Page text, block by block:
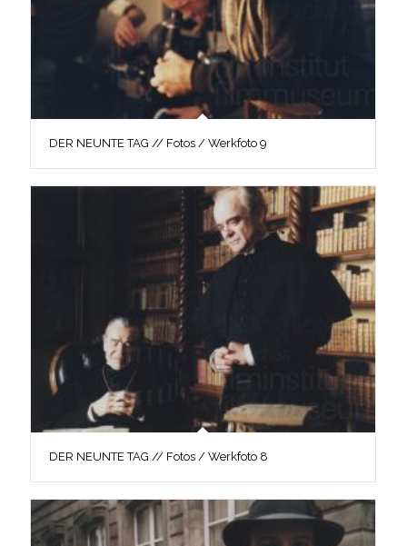
DER NEUNTE TAG // Fotos / Werkfoto 9
DER NEUNTE TAG // Fotos / Werkfoto 8